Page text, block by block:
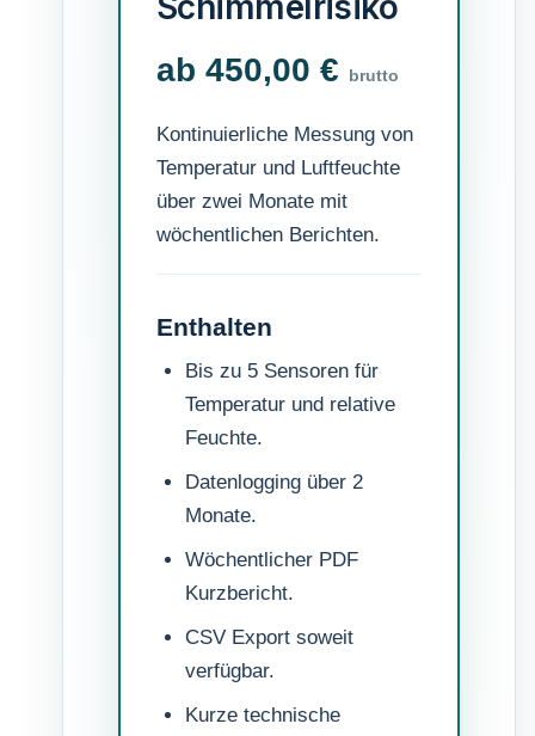
ab 450,00 € brutto
Kontinuierliche Messung von
Temperatur und Luftfeuchte
über zwei Monate mit
wöchentlichen Berichten.
Enthalten
Bis zu 5 Sensoren für
Temperatur und relative
Feuchte.
Datenlogging über 2
Monate.
Wöchentlicher PDF
Kurzbericht.
CSV Export soweit
verfügbar.
Kurze technische